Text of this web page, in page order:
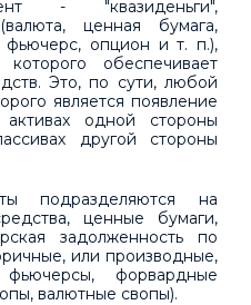
- "квазиденьги",
ценная бумага,
фьючерс, опцион и т. п.),
обеспечивает
Это, по сути, любой
является появление
одной стороны
другой стороны
подразделяются на
ценные бумаги,
задолженность по
или производные,
форвардные
валютные свопы).